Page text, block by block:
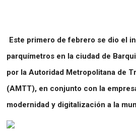
Este primero de febrero se dio el
parquímetros en la ciudad de
por la Autoridad Metropolitana de
(AMTT), en conjunto con la
modernidad y digitalización a la